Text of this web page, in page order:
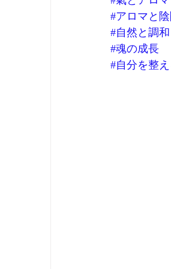
#アロマと
#自然と調和
#魂の成長
#自分を整え